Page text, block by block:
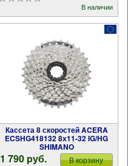
В наличии
Кассета 8 скоростей ACERA
ECSHG418132 8х11-32 IG/HG
SHIMANO
1 790 pуб. В корзину